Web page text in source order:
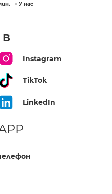
У нас
Instagram
TikTok
LinkedIn